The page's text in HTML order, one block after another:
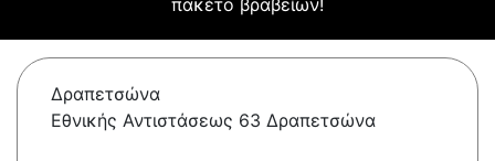
πακέτο βραβείων!
Δραπετσώνα
Εθνικής Αντιστάσεως 63 Δραπετσώνα